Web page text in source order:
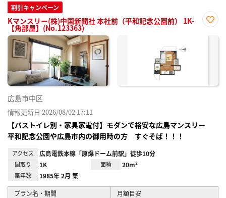
割引キャンペーン
Kマンスリー(株)中国新聞社 本社前（平和記念公園前） 1K-
【角部屋】(No.123363)
に入
広島市中区
情報更新日 2026/08/02 17:11
【バストイレ別・家具家電付】モダンで格安な広島マンスリー
平和記念公園や広島市内の御用時の方 すぐそば！！！
アクセス 広島電鉄本線「原爆ドーム前駅」徒歩10分
間取り 1K 面積 20m²
築年数 1985年 2月 築
プラン名・期間 月額目安